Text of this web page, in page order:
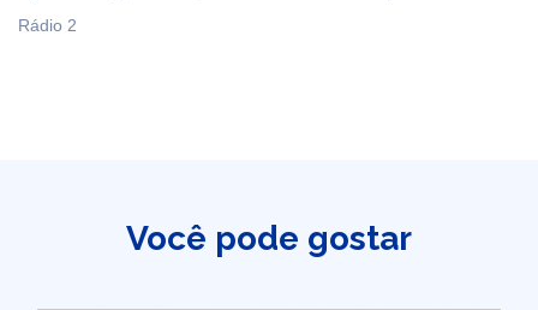
Rádio 2
Você pode gostar